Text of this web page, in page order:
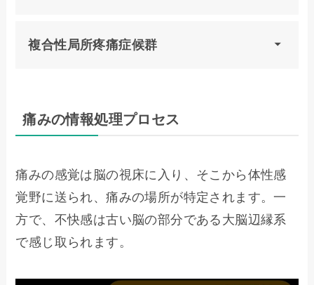
複合性局所疼痛症候群
痛みの情報処理プロセス
痛みの感覚は脳の視床に入り、そこから体性感
覚野に送られ、痛みの場所が特定されます。一
方で、不快感は古い脳の部分である大脳辺縁系
で感じ取られます。